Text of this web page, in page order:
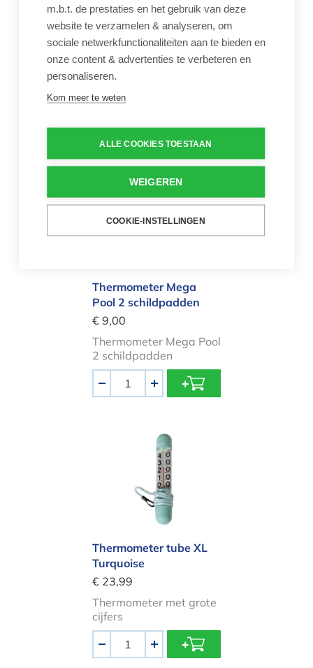
Thermometer tube XL
Oranje
€ 23,99
Thermometer met grote
cijfers
- +
Thermometer Mega
Pool 2 schildpadden
€ 9,00
Thermometer Mega Pool
2 schildpadden
+
Thermometer tube XL Turquoise
Thermometer tube XL
Turquoise
€ 23,99
Thermometer met grote
cijfers
+
m.b.t. de prestaties en het gebruik van deze
website te verzamelen & analyseren, om
sociale netwerkfunctionaliteiten aan te bieden en
onze content & advertenties te verbeteren en
personaliseren.
Kom meer te weten
ALLE COOKIES TOESTAAN
WEIGEREN
COOKIE-INSTELLINGEN